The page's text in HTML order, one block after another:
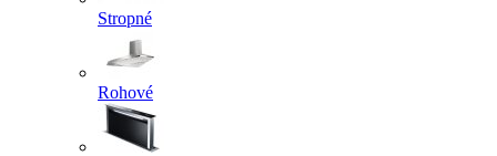
Stropné
Rohové